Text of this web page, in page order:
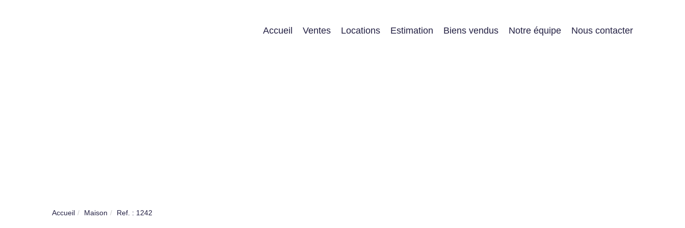
Accueil Ventes Locations Estimation Biens vendus Notre équipe Nous contacter
Accueil Maison Ref. : 1242